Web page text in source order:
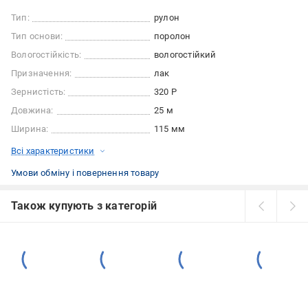
Тип:
рулон
Тип основи:
поролон
Вологостійкість:
вологостійкий
Призначення:
лак
Зернистість:
320 Р
Довжина:
25 м
Ширина:
115 мм
Всі характеристики
Умови обміну і повернення товару
Також купують з категорій